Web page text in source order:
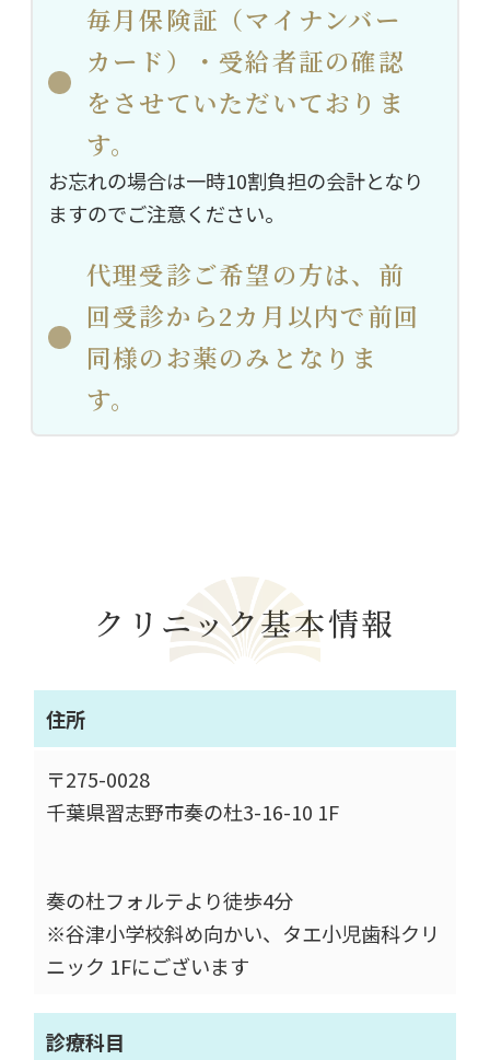
毎月保険証（マイナンバー
カード）・受給者証の確認
をさせていただいておりま
す。
お忘れの場合は一時10割負担の会計となり
ますのでご注意ください。
代理受診ご希望の方は、前
回受診から2カ月以内で前回
同様のお薬のみとなりま
す。
クリニック基本情報
住所
〒275-0028
千葉県習志野市奏の杜3-16-10 1F
奏の杜フォルテより徒歩4分
※谷津小学校斜め向かい、タエ小児歯科クリ
ニック 1Fにございます
診療科目